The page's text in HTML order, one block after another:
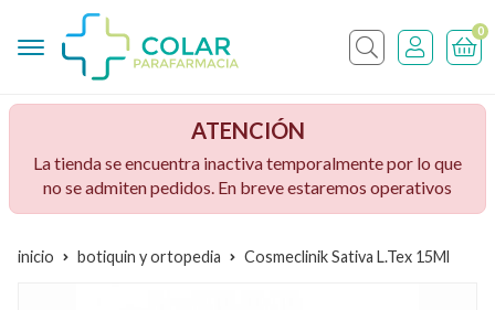
Buscar
0
ATENCIÓN
La tienda se encuentra inactiva temporalmente por lo que
no se admiten pedidos. En breve estaremos operativos
inicio botiquin y ortopedia Cosmeclinik Sativa L.Tex 15Ml